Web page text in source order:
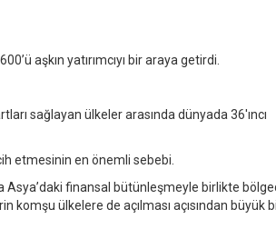
aşkın yatırımcıyı bir araya getirdi.
sağlayan ülkeler arasında dünyada 36'ıncı
etmesinin en önemli sebebi.
finansal bütünleşmeyle birlikte
ülkelere de açılması açısından büyük